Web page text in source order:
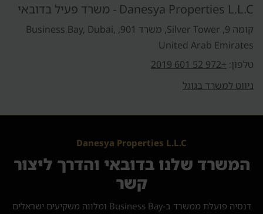
Danesya Properties L.L.C - משרד פעיל בדובאי
קומה 9, Silver Tower, משרד 901, Business Bay, Dubai,
United Arab Emirates
טלפון: +972 52 601 2019
ניווט למשרד בגוגל
Danesya Properties L.L.C
המשרד שלנו בדובאי והדרך ליצור
קשר
דנסיה פועלת ממשרד ב-Business Bay ומלווה משקיעים ישראלים